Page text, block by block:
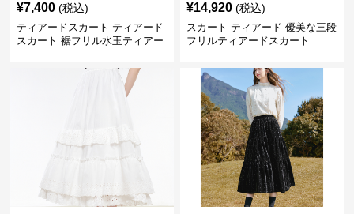
¥7,400 (税込)
ティアードスカート ティアード
スカート 裾フリル水玉ティアー
¥14,920 (税込)
スカート ティアード 優美な三段
フリルティアードスカート